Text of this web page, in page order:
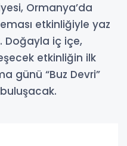
Ormanya’da
etkinliğiyle yaz
Doğayla iç içe,
etkinliğin ilk
günü “Buz Devri”